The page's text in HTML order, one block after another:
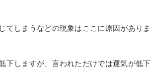
てしまうなどの現象はここに原因がありま
下しますが、言われただけでは運気が低下